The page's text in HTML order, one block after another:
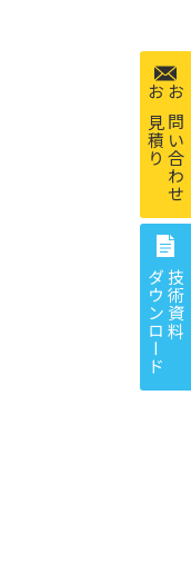
お問い合わせ
お見積り
技術資料
ダウンロード